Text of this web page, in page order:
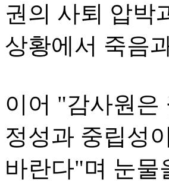
권의 사퇴 압박
상황에서 죽음
이어 "감사원은
정성과 중립성
바란다"며 눈물